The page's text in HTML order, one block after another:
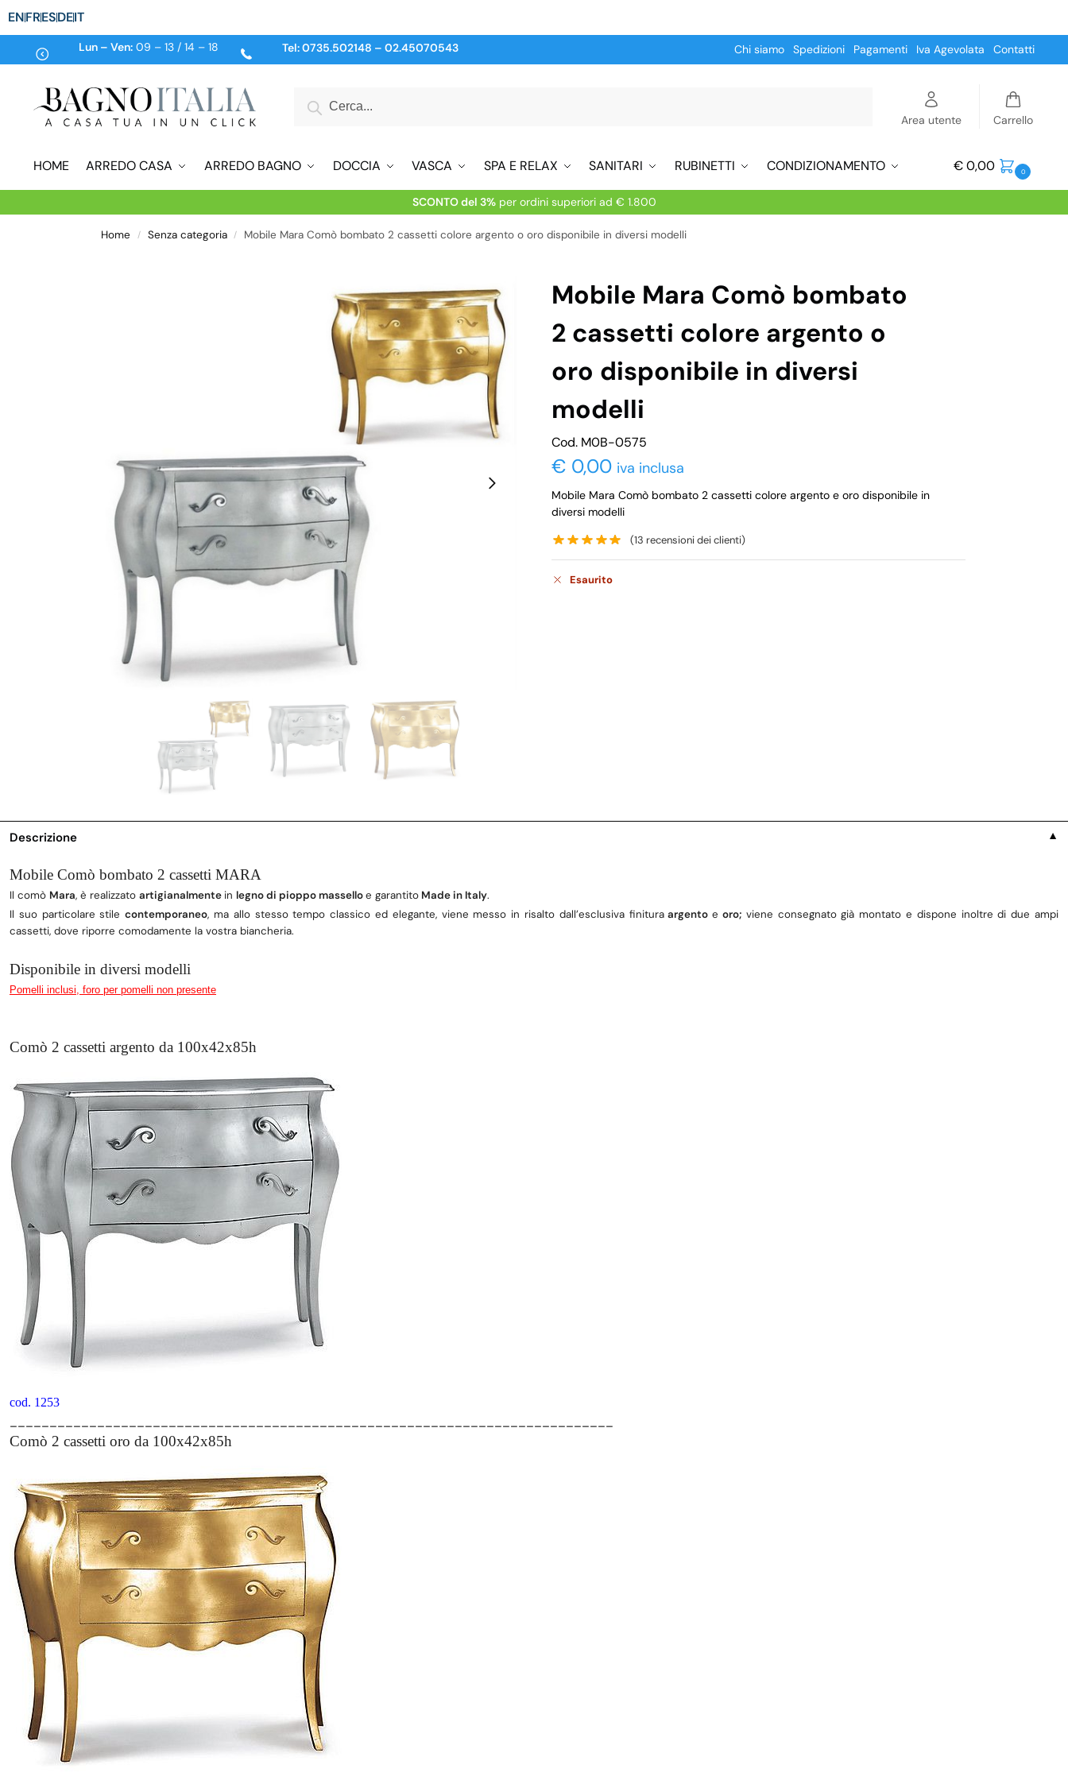
ENFRESDEIT
Lun – Ven:09 – 13 / 14 – 18 Tel:0735.502148 – 02.45070543 Chi siamo Spedizioni Pagamenti Iva Agevolata Contatti
Area utente Carrello
HOME ARREDO CASA ARREDO BAGNO DOCCIA VASCA SPA E RELAX SANITARI RUBINETTI CONDIZIONAMENTO €0,00 0
SCONTO del 3%per ordini superiori ad € 1.800
Home / Senza categoria / Mobile Mara Comò bombato 2 cassetti colore argento o oro disponibile in diversi modelli
Mobile Mara Comò bombato
2 cassetti colore argento o
oro disponibile in diversi
modelli
Cod. M0B-0575
€ 0,00 iva inclusa
Mobile Mara Comò bombato 2 cassetti colore argento e oro disponibile in
diversi modelli
(13 recensioni dei clienti)
Esaurito
Descrizione ▼
Mobile Comò bombato 2 cassetti MARA
Il comò Mara, è realizzato artigianalmente in legno di pioppo masselloe garantito Made in Italy.
Il suo particolare stilecontemporaneo, ma allo stesso tempo classico ed elegante, viene messo in risalto dall’esclusiva finituraargentoe oro; viene consegnato già montato e dispone inoltre di due ampi
cassetti, dove riporre comodamente la vostra biancheria.
Disponibile in diversi modelli
Pomelli inclusi, foro per pomelli non presente
Comò 2 cassetti argento da 100x42x85h
cod. 1253
____________________________________________________________________________
Comò 2 cassetti oro da 100x42x85h